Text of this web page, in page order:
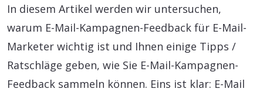
In diesem Artikel werden wir untersuchen,
warum E-Mail-Kampagnen-Feedback für E-Mail-
Marketer wichtig ist und Ihnen einige Tipps /
Ratschläge geben, wie Sie E-Mail-Kampagnen-
Feedback sammeln können. Eins ist klar: E-Mail